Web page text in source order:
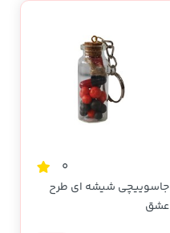
0
جاسوییچی شیشه ای طرح
عشق